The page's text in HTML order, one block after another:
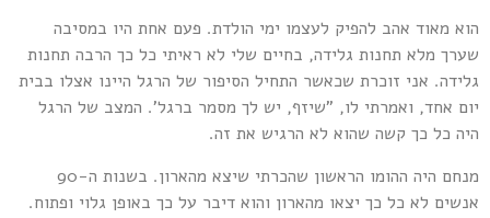
מאוד אהב להפיק לעצמו ימי הולדת. פעם אחת היו במסיבה
מלא תחנות גלידה, בחיים שלי לא ראיתי כל כך הרבה תחנות
אני זוכרת שכאשר התחיל הסיפור של הרגל היינו אצלו בבית
אחד, ואמרתי לו, "שיזף, יש לך מסמר ברגל'. המצב של הרגל
כל כך קשה שהוא לא הרגיש את זה.
מנחם היה ההומו הראשון שהכרתי שיצא מהארון. בשנות ה-90
לא כל כך יצאו מהארון והוא דיבר על כך באופן גלוי ופתוח.